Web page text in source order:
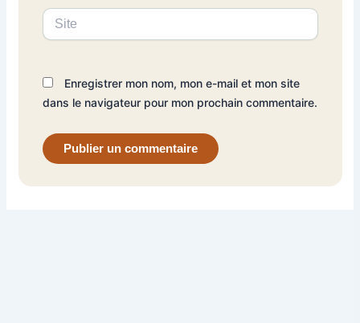
Site
Enregistrer mon nom, mon e-mail et mon site
dans le navigateur pour mon prochain commentaire.